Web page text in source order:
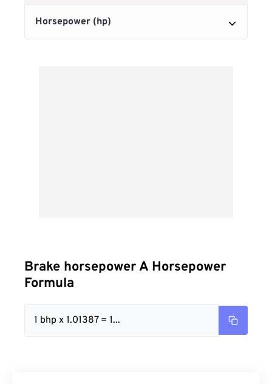
Brake horsepower A Horsepower
Formula
1 bhp x 1.01387 = 1...